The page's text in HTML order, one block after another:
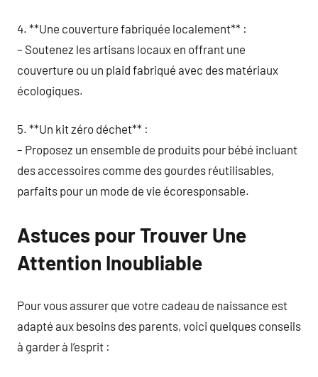
4. **Une couverture fabriquée localement** :
– Soutenez les artisans locaux en offrant une
couverture ou un plaid fabriqué avec des matériaux
écologiques.
5. **Un kit zéro déchet** :
– Proposez un ensemble de produits pour bébé incluant
des accessoires comme des gourdes réutilisables,
parfaits pour un mode de vie écoresponsable.
Astuces pour Trouver Une
Attention Inoubliable
Pour vous assurer que votre cadeau de naissance est
adapté aux besoins des parents, voici quelques conseils
à garder à l’esprit :